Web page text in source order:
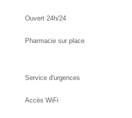
Ouvert 24h/24
Pharmacie sur place
Service d'urgences
Accès WiFi